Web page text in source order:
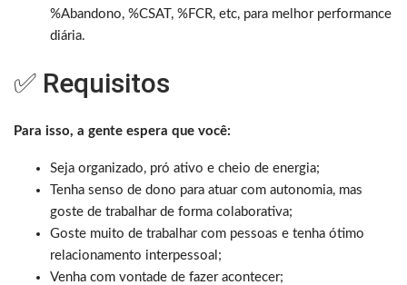
%Abandono, %CSAT, %FCR, etc, para melhor performance
diária.
✅ Requisitos
Para isso, a gente espera que você:
Seja organizado, pró ativo e cheio de energia;
Tenha senso de dono para atuar com autonomia, mas
goste de trabalhar de forma colaborativa;
Goste muito de trabalhar com pessoas e tenha ótimo
relacionamento interpessoal;
Venha com vontade de fazer acontecer;